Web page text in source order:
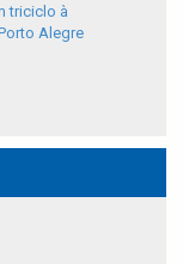
triciclo à
Alegre